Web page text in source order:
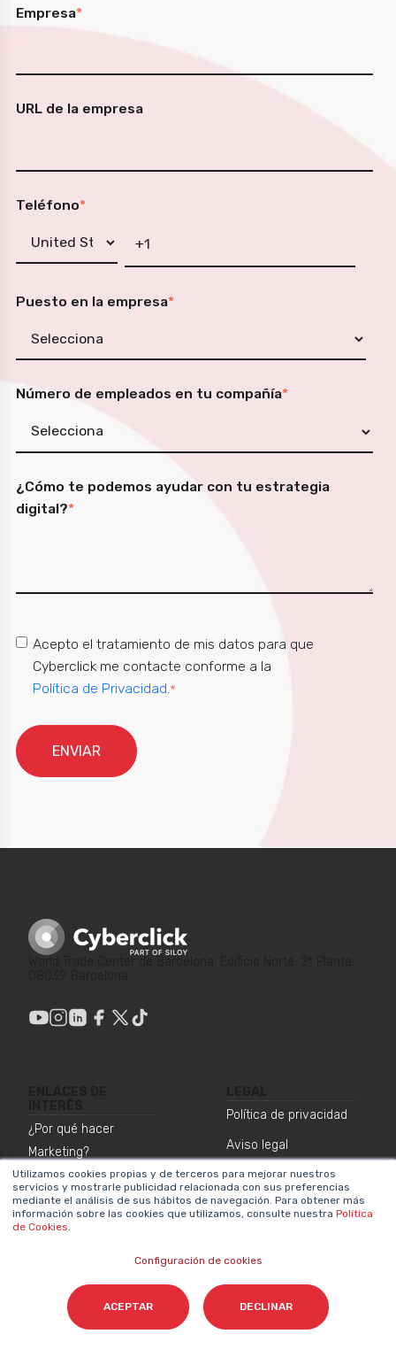
Utilizamos cookies propias y de terceros para mejorar nuestros
servicios y mostrarle publicidad relacionada con sus preferencias
mediante el análisis de sus hábitos de navegación. Para obtener más
información sobre las cookies que utilizamos, consulte nuestra Política
de Cookies.
Configuración de cookies
ACEPTAR DECLINAR
Empresa*
URL de la empresa
Teléfono*
Puesto en la empresa*
Número de empleados en tu compañía*
¿Cómo te podemos ayudar con tu estrategia
digital?*
Acepto el tratamiento de mis datos para que
Cyberclick me contacte conforme a la
Política de Privacidad.*
¿Por qué hacer
Marketing?
Metodologías propias
Valores y equipos
Contacta
Política de privacidad
Aviso legal
Sistema interno de
información